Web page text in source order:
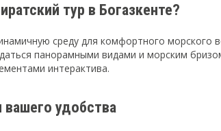
тур в Богазкенте?
среду для комфортного морского
панорамными видами и морским
интерактива.
удобства